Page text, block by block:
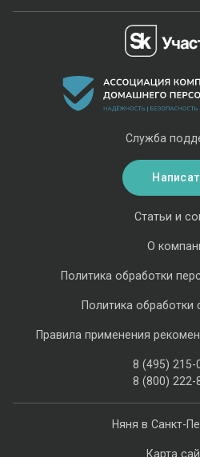
Няня в Санкт-
Карта
Статьи и
О
Политика обработки
Политика
Правила применения
8 (495) 215-
8 (800) 222-
Служба